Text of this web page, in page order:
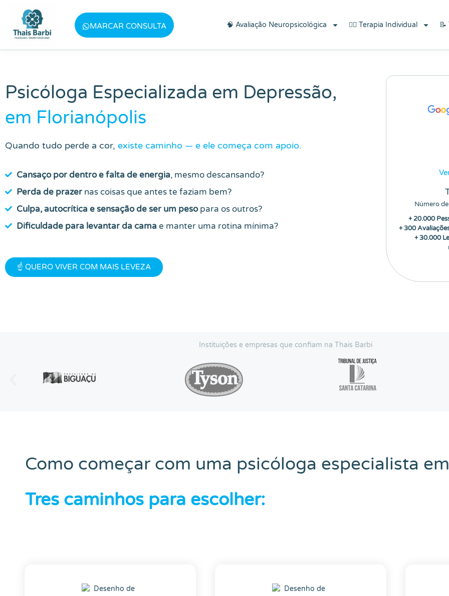
Baixe meu E-book gratuito "3 Técnicas do Bem-estar"!
MARCAR CONSULTA 🧠 Avaliação Neuropsicológica 👨‍⚕️ Terapia Individual 📝
Psicóloga Especializada em Depressão,
em Florianópolis
Quando tudo perde a cor, existe caminho — e ele começa com apoio.
Cansaço por dentro e falta de energia, mesmo descansando?
Perda de prazernas coisas que antes te faziam bem?
Culpa, autocrítica e sensação de ser um pesopara os outros?
Dificuldade para levantar da cama e manter uma rotina mínima?
☝️ QUERO VIVER COM MAIS LEVEZA
Número
+ 20.000
+ 300
+ 30.000
Instituições e empresas que confiam na Thais Barbi
Como começar com uma psicóloga especialista
Tres caminhos para escolher: